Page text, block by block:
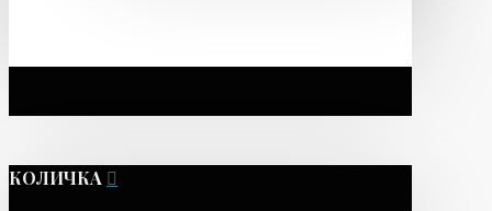
КОЛИЧКА